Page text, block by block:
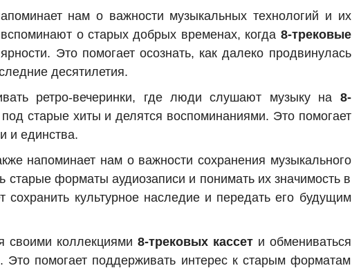
нам о важности музыкальных технологий и их
о старых добрых временах, когда 8-трековые
Это помогает осознать, как далеко продвинулась
десятилетия.
ретро-вечеринки, где люди слушают музыку на 8-
старые хиты и делятся воспоминаниями. Это помогает
и единства.
напоминает нам о важности сохранения музыкального
старые форматы аудиозаписи и понимать их значимость в
сохранить культурное наследие и передать его будущим
своими коллекциями 8-трековых кассети обмениваться
помогает поддерживать интерес к старым форматам